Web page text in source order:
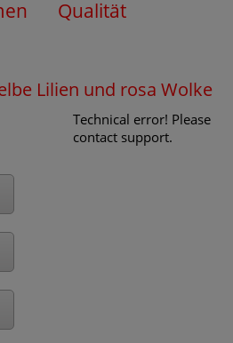
Qualität
Lilien und rosa Wolke
Technical error! Please
contact support.